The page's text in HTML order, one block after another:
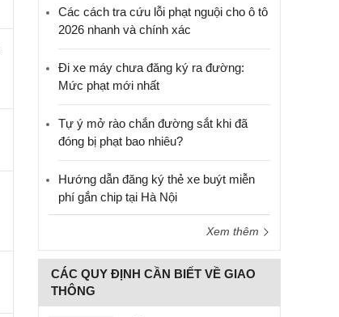
Các cách tra cứu lỗi phạt nguội cho ô tô
2026 nhanh và chính xác
Đi xe máy chưa đăng ký ra đường:
Mức phạt mới nhất
Tự ý mở rào chắn đường sắt khi đã
đóng bị phạt bao nhiêu?
Hướng dẫn đăng ký thẻ xe buýt miễn
phí gắn chip tại Hà Nội
Xem thêm
CÁC QUY ĐỊNH CẦN BIẾT VỀ GIAO
THÔNG